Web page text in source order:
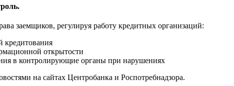
заемщиков, регулируя работу кредитных организаций:
кредитования
открытости
в контролирующие органы при нарушениях
на сайтах Центробанка и Роспотребнадзора.